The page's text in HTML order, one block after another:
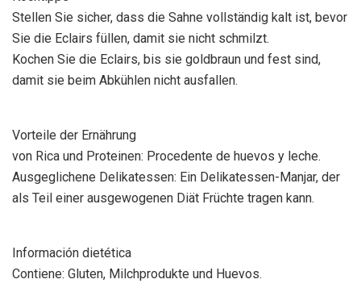
Stellen Sie sicher, dass die Sahne vollständig kalt ist, bevor
Sie die Eclairs füllen, damit sie nicht schmilzt.
Kochen Sie die Eclairs, bis sie goldbraun und fest sind,
damit sie beim Abkühlen nicht ausfallen.
Vorteile der Ernährung
von Rica und Proteinen: Procedente de huevos y leche.
Ausgeglichene Delikatessen: Ein Delikatessen-Manjar, der
als Teil einer ausgewogenen Diät Früchte tragen kann.
Información dietética
Contiene: Gluten, Milchprodukte und Huevos.